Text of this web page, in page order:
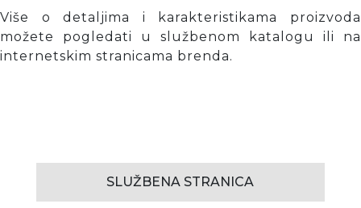
Više o detaljima i karakteristikama proizvoda
možete pogledati u službenom katalogu ili na
internetskim stranicama brenda.
SLUŽBENA STRANICA